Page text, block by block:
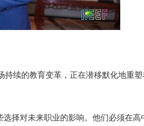
续的教育变革，正在潜移默化地重
择对未来职业的影响。他们必须在高
咨询客户心得